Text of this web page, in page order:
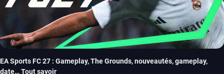
EA Sports FC 27 : Gameplay, The Grounds, nouveautés, gameplay,
date… Tout savoir